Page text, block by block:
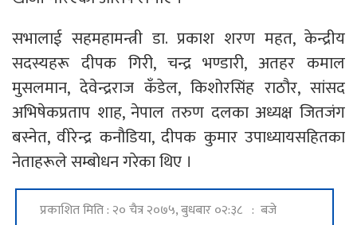
सभालाई सहमहामन्त्री डा. प्रकाश शरण महत, केन्द्रीय
सदस्यहरू दीपक गिरी, चन्द्र भण्डारी, अतहर कमाल
मुसलमान, देवेन्द्रराज कँडेल, किशोरसिंह राठौर, सांसद
अभिषेकप्रताप शाह, नेपाल तरुण दलका अध्यक्ष जितजंग
बस्नेत, वीरेन्द्र कनौडिया, दीपक कुमार उपाध्यायसहितका
नेताहरूले सम्बोधन गरेका थिए ।
प्रकाशित मिति : २० चैत्र २०७५, बुधबार ०२:३८ : बजे